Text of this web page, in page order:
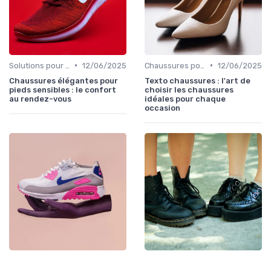
• 12/06/2025
Chaussures élégantes pour
pieds sensibles : le confort
au rendez-vous
• 12/06/2025
Texto chaussures : l'art de
choisir les chaussures
idéales pour chaque
occasion